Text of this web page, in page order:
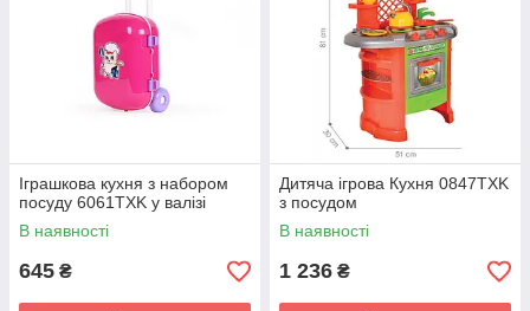
Іграшкова кухня з набором
посуду 6061TXK у валізі
В наявності
645 ₴
Дитяча ігрова Кухня 0847TXK
з посудом
В наявності
1 236 ₴